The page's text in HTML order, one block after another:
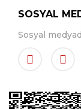
SOSYAL
Sosyal